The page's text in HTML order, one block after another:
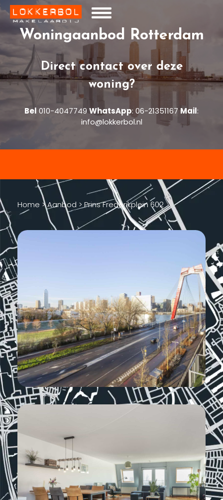
Woningaanbod Rotterdam
Direct contact over deze
woning?
Bel 010-4047749 WhatsApp: 06-21351167 Mail:
info@lokkerbol.nl
Home >Aanbod >Prins Frederikplein 602